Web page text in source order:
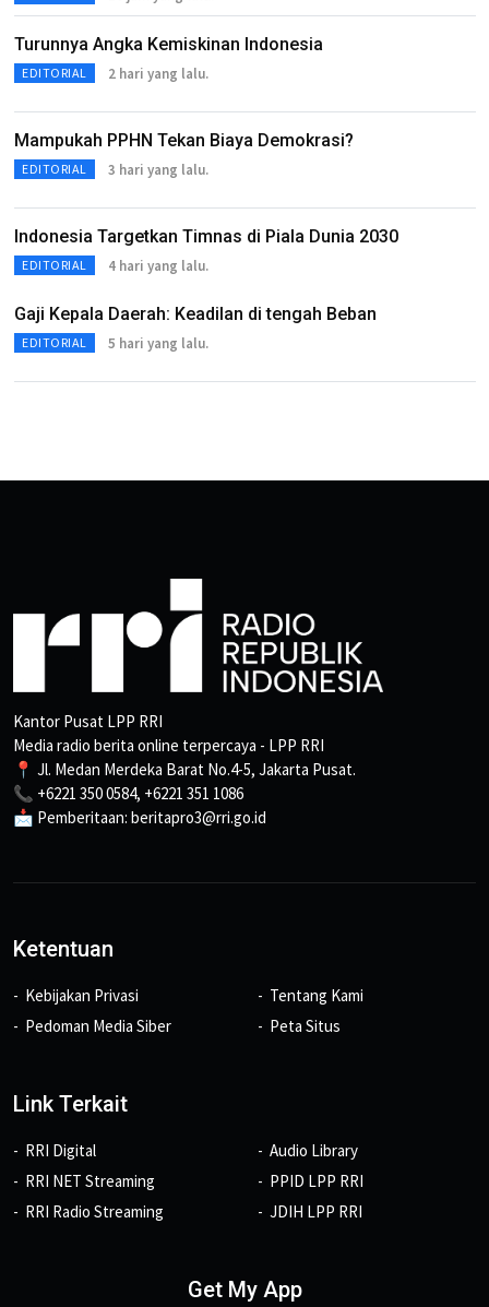
Turunnya Angka Kemiskinan Indonesia
EDITORIAL 2 hari yang lalu.
Mampukah PPHN Tekan Biaya Demokrasi?
EDITORIAL 3 hari yang lalu.
Indonesia Targetkan Timnas di Piala Dunia 2030
EDITORIAL 4 hari yang lalu.
Gaji Kepala Daerah: Keadilan di tengah Beban
EDITORIAL 5 hari yang lalu.
Kantor Pusat LPP RRI
Media radio berita online terpercaya - LPP RRI
📍 Jl. Medan Merdeka Barat No.4-5, Jakarta Pusat.
📞 +6221 350 0584, +6221 351 1086
📩 Pemberitaan: beritapro3@rri.go.id
Ketentuan
Kebijakan Privasi
Pedoman Media Siber
Tentang Kami
Peta Situs
Link Terkait
RRI Digital
RRI NET Streaming
RRI Radio Streaming
Audio Library
PPID LPP RRI
JDIH LPP RRI
Get My App